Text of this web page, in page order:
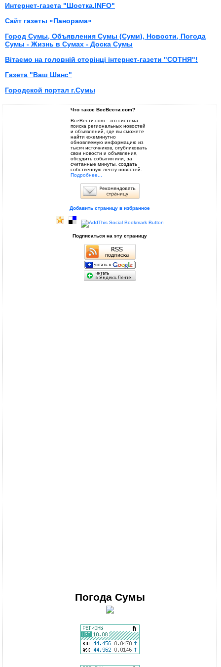
Интернет-газета "Шостка.INFO"
Сайт газеты «Панорама»
Город Сумы, Объявления Сумы (Суми), Новости, Погода
Сумы - Жизнь в Сумах - Доска Сумы
Вітаємо на головній сторінці інтернет-газети "СОТНЯ"!
Газета "Ваш Шанс"
Городской портал г.Сумы
Что такое ВсеВести.com?
ВсеВести.com - это система
поиска региональных новостей
и объявлений, где вы сможете
найти ежеминутно
обновляемую информацию из
тысяч источников, опубликовать
свои новости и объявления,
обсудить события или, за
считанные минуты, создать
собственную ленту новостей.
Подробнее...
Добавить страницу в избранное
Подписаться на эту страницу
Погода Сумы